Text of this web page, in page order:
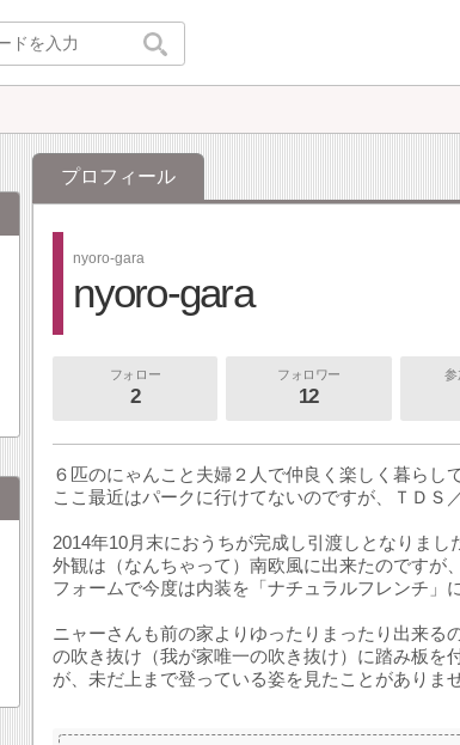
プロフィール
nyoro-gara
nyoro-gara
フォロー
2
フォロワー
12
参
６匹のにゃんこと夫婦２人で仲良く楽しく暮らし
ここ最近はパークに行けてないのですが、ＴＤＳ
2014年10月末におうちが完成し引渡しとなりまし
外観は（なんちゃって）南欧風に出来たのですが
フォームで今度は内装を「ナチュラルフレンチ」
ニャーさんも前の家よりゆったりまったり出来る
の吹き抜け（我が家唯一の吹き抜け）に踏み板を
が、未だ上まで登っている姿を見たことがありま